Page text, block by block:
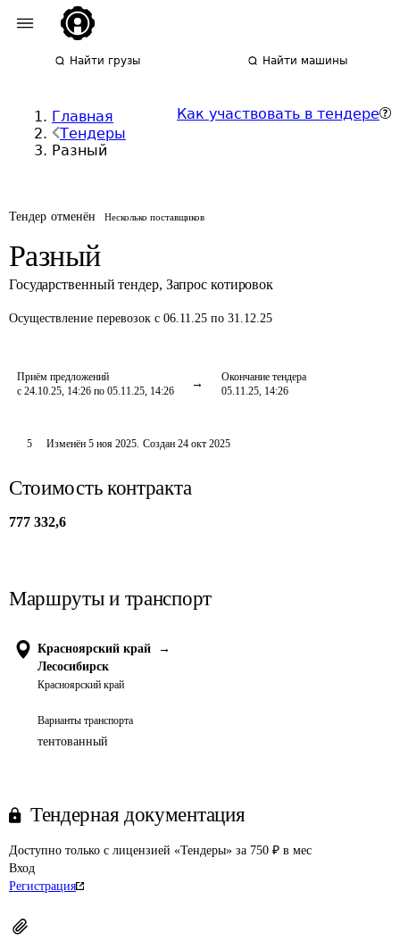
Найти грузы Найти машины
Главная
Тендеры
Разный
Как участвовать в тендере
Тендер отменён Несколько поставщиков
Разный
Государственный тендер, Запрос котировок
Осуществление перевозок с 06.11.25 по 31.12.25
Приём предложений
с 24.10.25, 14:26 по 05.11.25, 14:26
Окончание тендера
05.11.25, 14:26
5 Изменён 5 ноя 2025. Создан 24 окт 2025
Стоимость контракта
777 332,6
Маршруты и транспорт
Красноярский край
→
Лесосибирск
Красноярский край
Варианты транспорта
тентованный
Тендерная документация
Доступно только с лицензией «Тендеры» за 750 ₽ в мес
Вход
Регистрация